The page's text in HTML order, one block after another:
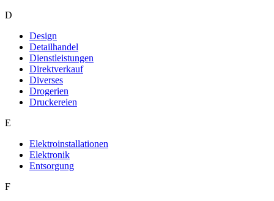
D
Design
Detailhandel
Dienstleistungen
Direktverkauf
Diverses
Drogerien
Druckereien
E
Elektroinstallationen
Elektronik
Entsorgung
F